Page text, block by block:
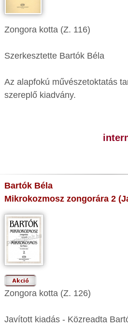
Zongora kotta (Z. 116)
Szerkesztette Bartók Béla
Az alapfokú művészetoktatás
szereplő kiadvány.
Bartók Béla
Mikrokozmosz zongorára 2
Zongora kotta (Z. 126)
Javított kiadás - Közreadta